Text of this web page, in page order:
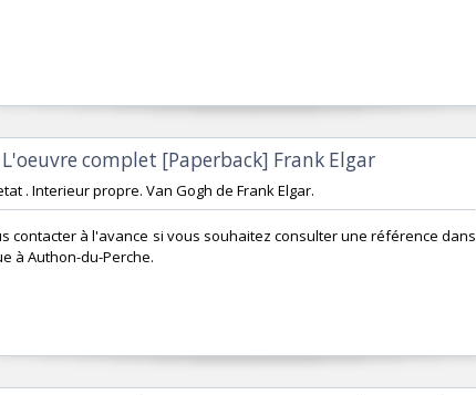
complet [Paperback] Frank Elgar‎
. Interieur propre. Van Gogh de Frank Elgar.
contacter à l'avance si vous souhaitez consulter une référence dans
à Authon-du-Perche.‎